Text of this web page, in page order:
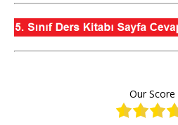
Our Score